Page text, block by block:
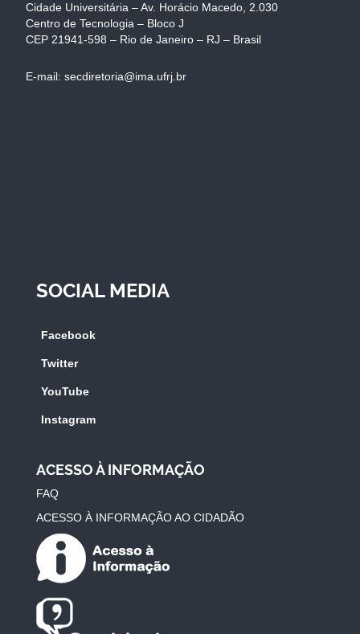
Cidade Universitária – Av. Horácio Macedo, 2.030
Centro de Tecnologia – Bloco J
CEP 21941-598 – Rio de Janeiro – RJ – Brasil
E-mail: secdiretoria@ima.ufrj.br
SOCIAL MEDIA
Facebook
Twitter
YouTube
Instagram
ACESSO À INFORMAÇÃO
FAQ
ACESSO À INFORMAÇÃO AO CIDADÃO